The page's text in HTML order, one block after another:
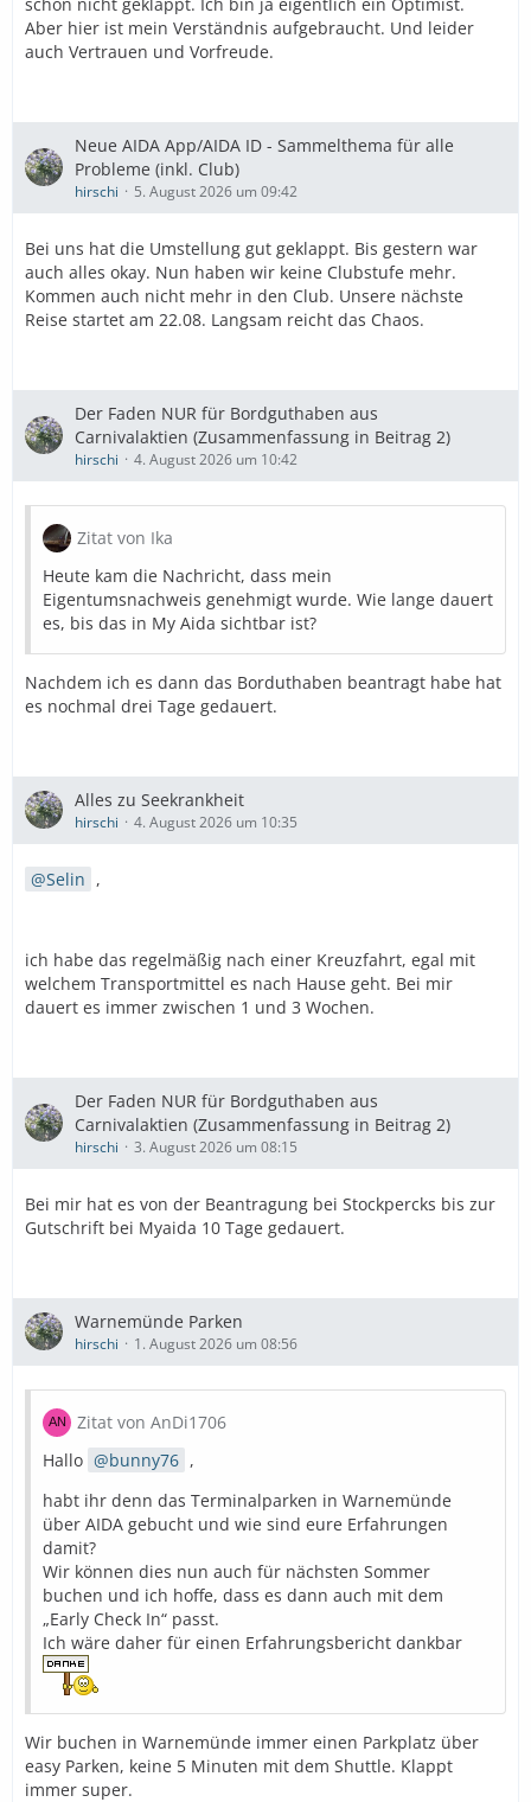
Aber hier ist mein Verständnis aufgebraucht. Und leider
auch Vertrauen und Vorfreude.
Neue AIDA App/AIDA ID - Sammelthema für alle
Probleme (inkl. Club)
hirschi 5. August 2026 um 09:42
Bei uns hat die Umstellung gut geklappt. Bis gestern war
auch alles okay. Nun haben wir keine Clubstufe mehr.
Kommen auch nicht mehr in den Club. Unsere nächste
Reise startet am 22.08. Langsam reicht das Chaos.
Der Faden NUR für Bordguthaben aus
Carnivalaktien (Zusammenfassung in Beitrag 2)
hirschi 4. August 2026 um 10:42
Zitat von Ika
Heute kam die Nachricht, dass mein
Eigentumsnachweis genehmigt wurde. Wie lange dauert
es, bis das in My Aida sichtbar ist?
Nachdem ich es dann das Borduthaben beantragt habe hat
es nochmal drei Tage gedauert.
Alles zu Seekrankheit
hirschi 4. August 2026 um 10:35
Selin ,
ich habe das regelmäßig nach einer Kreuzfahrt, egal mit
welchem Transportmittel es nach Hause geht. Bei mir
dauert es immer zwischen 1 und 3 Wochen.
Der Faden NUR für Bordguthaben aus
Carnivalaktien (Zusammenfassung in Beitrag 2)
hirschi 3. August 2026 um 08:15
Bei mir hat es von der Beantragung bei Stockpercks bis zur
Gutschrift bei Myaida 10 Tage gedauert.
Warnemünde Parken
hirschi 1. August 2026 um 08:56
Zitat von AnDi1706
Hallo
bunny76 ,
habt ihr denn das Terminalparken in Warnemünde
über AIDA gebucht und wie sind eure Erfahrungen
damit?
Wir können dies nun auch für nächsten Sommer
buchen und ich hoffe, dass es dann auch mit dem
„Early Check In“ passt.
Ich wäre daher für einen Erfahrungsbericht dankbar
Wir buchen in Warnemünde immer einen Parkplatz über
easy Parken, keine 5 Minuten mit dem Shuttle. Klappt
immer super.